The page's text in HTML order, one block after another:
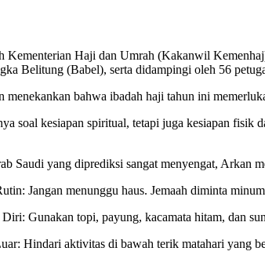
Kementerian Haji dan Umrah (Kakanwil
Belitung (Babel), serta didampingi oleh 56
bahwa ibadah haji tahun ini
soal kesiapan spiritual, tetapi juga kesiapan fisik
Saudi yang diprediksi sangat menyengat, Arkan
Jangan menunggu haus. Jemaah diminta
Gunakan topi, payung, kacamata hitam, dan
Hindari aktivitas di bawah terik matahari yang